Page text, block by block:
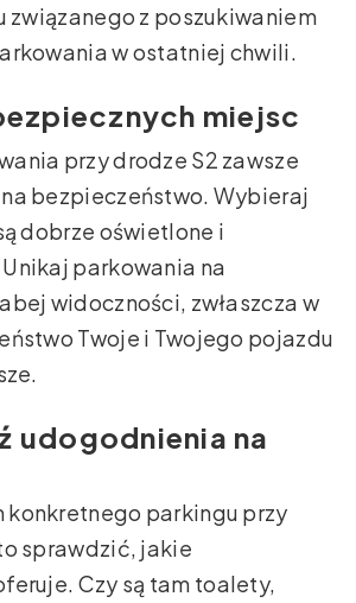
związanego z poszukiwaniem
w ostatniej chwili.
miejsc
przy drodze S2 zawsze
bezpieczeństwo. Wybieraj
dobrze oświetlone i
parkowania na
widoczności, zwłaszcza w
Twoje i Twojego pojazdu
udogodnienia na
konkretnego parkingu przy
sprawdzić, jakie
Czy są tam toalety,